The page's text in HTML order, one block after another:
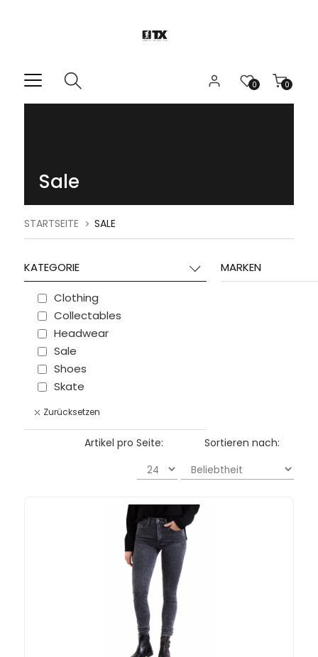
0
0
Sale
STARTSEITE SALE
KATEGORIE
Clothing
Collectables
Headwear
Sale
Shoes
Skate
Zurücksetzen
MARKEN
Sortieren nach:
Artikel pro Seite: